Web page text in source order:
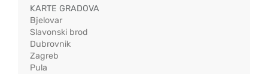
KARTE GRADOVA
Bjelovar
Slavonski brod
Dubrovnik
Zagreb
Pula